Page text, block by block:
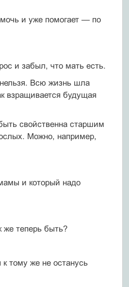
и уже помогает — по
и забыл, что мать есть.
нельзя. Всю жизнь шла
взращивается будущая
свойственна старшим
Можно, например,
и который надо
теперь быть?
тому же не останусь